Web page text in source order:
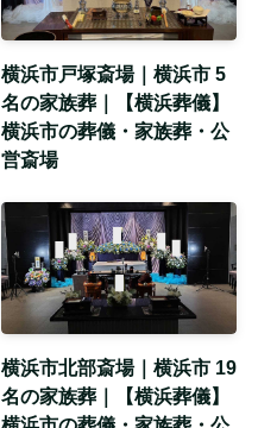
横浜市戸塚斎場｜横浜市 5
名の家族葬｜【横浜葬儀】
横浜市の葬儀・家族葬・公
営斎場
横浜市北部斎場｜横浜市 19
名の家族葬｜【横浜葬儀】